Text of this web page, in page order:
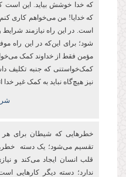
که خدا خوشش بیاید. این است
که خدایا! من می‌خواهم کاری
است. در این راه نیازمند شرایط
شود؛ برای این‌که در این راه
مؤمن فقط از خداوند کمک
کمک‌خواستنی که جنبه تکلیف
نیز هیچ‌گاه نباید به کمک غیر خدا
خطرهایی که شیطان برای هر
تقسیم می‌شود؛ یک دسته
قلب انسان ایجاد می‌کند و
ندارد؛ دسته دیگر کارهایی